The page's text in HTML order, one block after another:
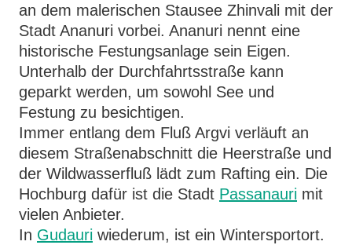
an dem malerischen Stausee Zhinvali mit der
Stadt Ananuri vorbei. Ananuri nennt eine
historische Festungsanlage sein Eigen.
Unterhalb der Durchfahrtsstraße kann
geparkt werden, um sowohl See und
Festung zu besichtigen.
Immer entlang dem Fluß Argvi verläuft an
diesem Straßenabschnitt die Heerstraße und
der Wildwasserfluß lädt zum Rafting ein. Die
Hochburg dafür ist die Stadt Passanauri mit
vielen Anbieter.
In Gudauri wiederum, ist ein Wintersportort.